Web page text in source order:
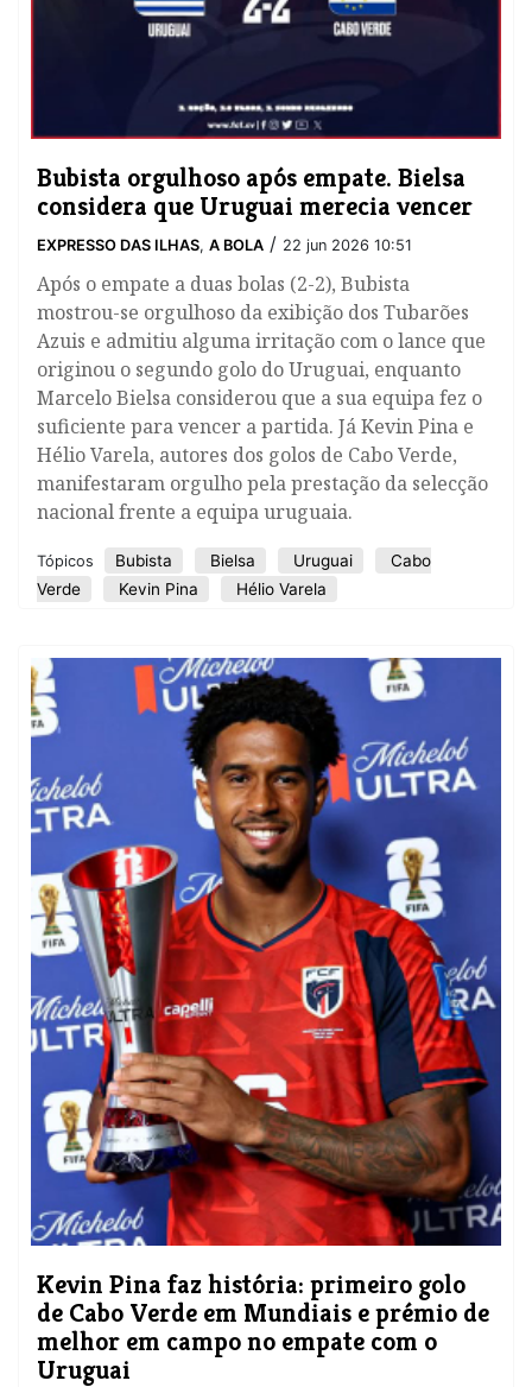
Bubista orgulhoso após empate. Bielsa
considera que Uruguai merecia vencer
EXPRESSO DAS ILHAS, A BOLA / 22 jun 2026 10:51
Após o empate a duas bolas (2-2), Bubista
mostrou-se orgulhoso da exibição dos Tubarões
Azuis e admitiu alguma irritação com o lance que
originou o segundo golo do Uruguai, enquanto
Marcelo Bielsa considerou que a sua equipa fez o
suficiente para vencer a partida. Já Kevin Pina e
Hélio Varela, autores dos golos de Cabo Verde,
manifestaram orgulho pela prestação da selecção
nacional frente a equipa uruguaia.
Tópicos Bubista Bielsa Uruguai
Cabo
Verde
Kevin Pina Hélio Varela
​Kevin Pina faz história: primeiro golo
de Cabo Verde em Mundiais e prémio de
melhor em campo no empate com o
Uruguai